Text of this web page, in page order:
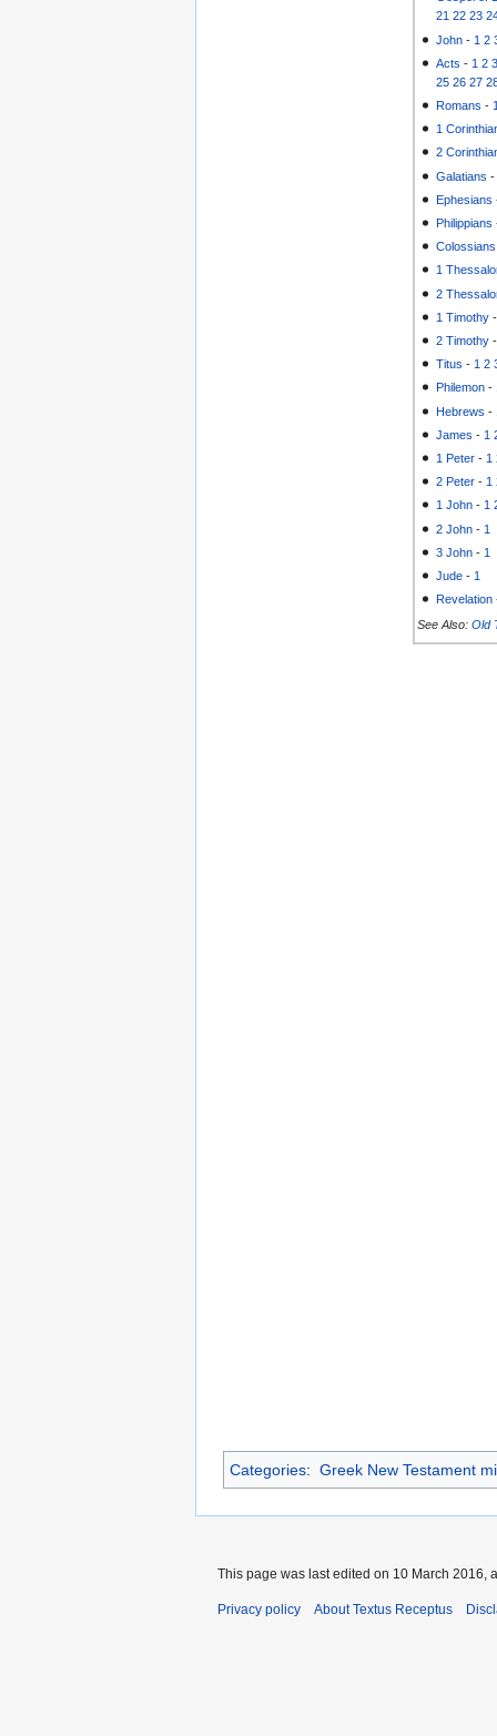
21 22 23
John - 1 2
Acts - 1 2
25 26 27
Romans -
1
2
Galatians
Ephesians
Philippians
Colossians
1
2
1 Timothy
2 Timothy
Titus - 1 2
Philemon -
Hebrews -
James - 1
1 Peter - 1
2 Peter - 1
1 John -1
2 John - 1
3 John - 1
Jude - 1
Revelation
See Also: Old
Categories: Greek New Testament
This page was last edited on 10 March 2016,
Privacy policy About Textus Receptus